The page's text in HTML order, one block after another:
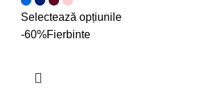
Selectează opțiunile
-60%Fierbinte